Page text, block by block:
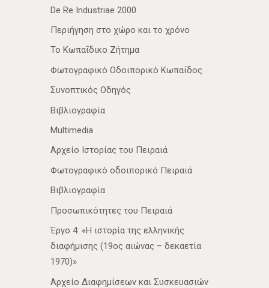
De Re Industriae 2000
Περιήγηση στο χώρο και το χρόνο
Το Κωπαΐδικο Ζήτημα
Φωτογραφικό Οδοιπορικό Κωπαΐδος
Συνοπτικός Οδηγός
Βιβλιογραφία
Multimedia
Αρχείο Ιστορίας του Πειραιά
Φωτογραφικό οδοιπορικό Πειραιά
Βιβλιογραφία
Προσωπικότητες του Πειραιά
Έργο 4: «Η ιστορία της ελληνικής
διαφήμισης (19ος αιώνας – δεκαετία
1970)»
Αρχείο Διαφημίσεων και Συσκευασιών